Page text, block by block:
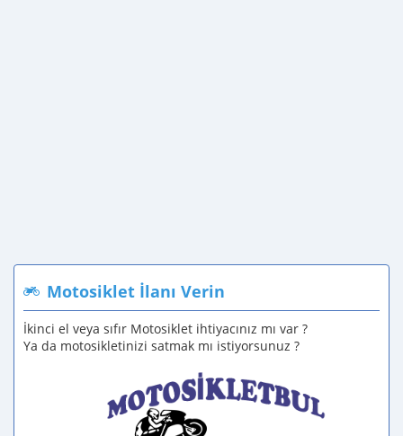
Motosiklet İlanı Verin
İkinci el veya sıfır Motosiklet ihtiyacınız mı var ?
Ya da motosikletinizi satmak mı istiyorsunuz ?